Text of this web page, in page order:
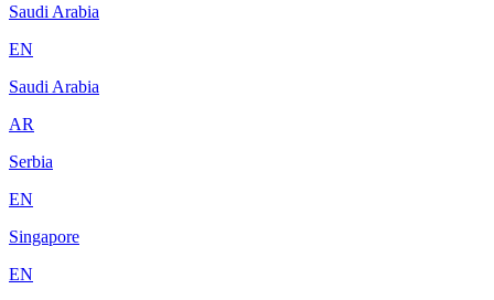
Saudi Arabia
EN
Saudi Arabia
AR
Serbia
EN
Singapore
EN